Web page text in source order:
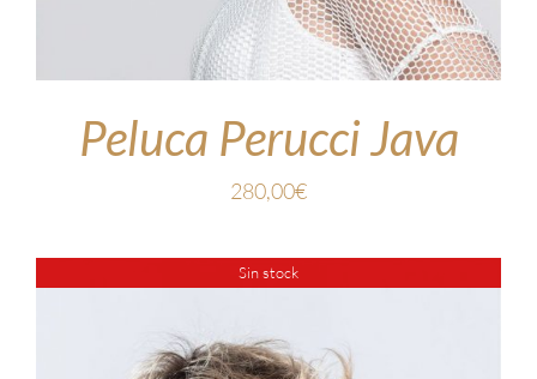
Peluca Perucci Java
280,00€
Sin stock